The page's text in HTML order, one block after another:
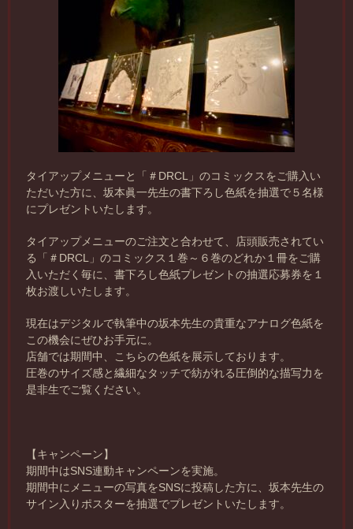
タイアップメニューと「＃DRCL」のコミックスをご購入い
ただいた方に、坂本眞一先生の書下ろし色紙を抽選で５名様
にプレゼントいたします。
タイアップメニューのご注文と合わせて、店頭販売されてい
る「＃DRCL」のコミックス１巻～６巻のどれか１冊をご購
入いただく毎に、書下ろし色紙プレゼントの抽選応募券を１
枚お渡しいたします。
現在はデジタルで執筆中の坂本先生の貴重なアナログ色紙を
この機会にぜひお手元に。
店舗では期間中、こちらの色紙を展示しております。
圧巻のサイズ感と繊細なタッチで紡がれる圧倒的な描写力を
是非生でご覧ください。
【キャンペーン】
期間中はSNS連動キャンペーンを実施。
期間中にメニューの写真をSNSに投稿した方に、坂本先生の
サイン入りポスターを抽選でプレゼントいたします。